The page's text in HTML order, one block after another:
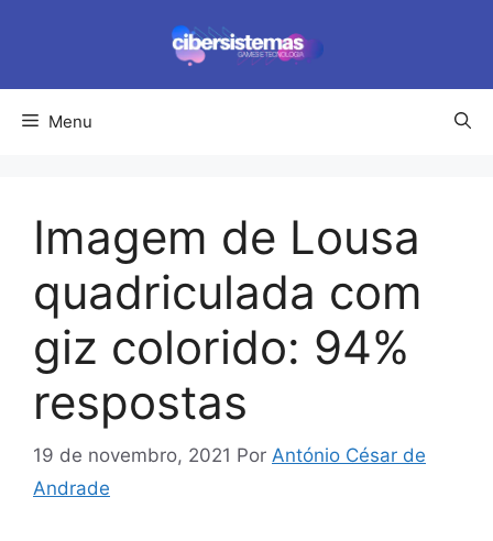
conteúdo
Menu
Imagem de Lousa
quadriculada com
giz colorido: 94%
respostas
19 de novembro, 2021 Por António César de
Andrade